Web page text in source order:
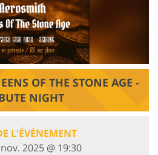
OF THE STONE AGE -
NIGHT
L'ÉVÉNEMENT
2025 @ 19:30